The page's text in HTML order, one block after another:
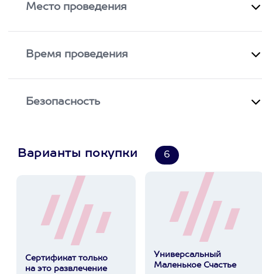
Место проведения
Время проведения
Безопасность
Варианты покупки 6
Сертификат только
на это развлечение
Универсальный
Маленькое Счастье